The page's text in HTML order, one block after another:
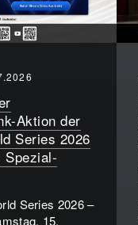
Aktion der
Series 2026
Spezial-
Series 2026 –
15.